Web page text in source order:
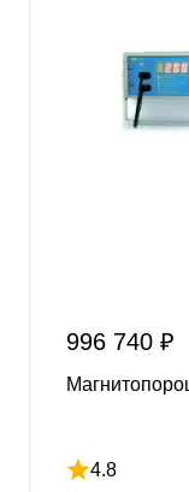
996 740 ₽
4.8
Рейтинг 4.8 из